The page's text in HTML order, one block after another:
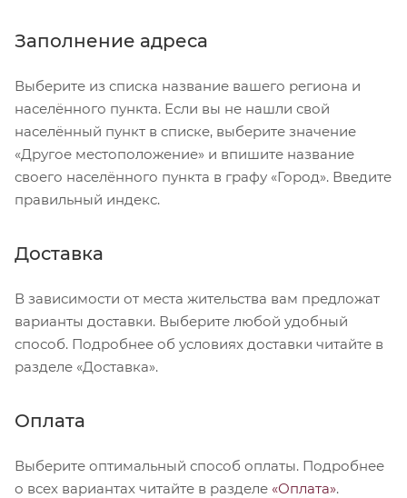
Заполнение адреса
Выберите из списка название вашего региона и
населённого пункта. Если вы не нашли свой
населённый пункт в списке, выберите значение
«Другое местоположение» и впишите название
своего населённого пункта в графу «Город». Введите
правильный индекс.
Доставка
В зависимости от места жительства вам предложат
варианты доставки. Выберите любой удобный
способ. Подробнее об условиях доставки читайте в
разделе «Доставка».
Оплата
Выберите оптимальный способ оплаты. Подробнее
о всех вариантах читайте в разделе «Оплата».